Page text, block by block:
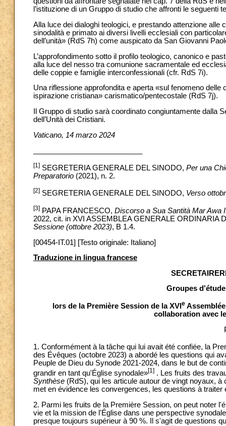
l’istituzione di un Gruppo di studio che affronti le seguenti
Alla luce dei dialoghi teologici, e prestando attenzione
sinodalità e primato ai diversi livelli ecclesiali con
dell’unità» (RdS 7h) come auspicato da San Giovanni
L’approfondimento sotto il profilo teologico, canonico e
alla luce del nesso tra comunione sacramentale ed
delle coppie e famiglie interconfessionali (cfr. RdS 7i).
Una riflessione approfondita e aperta «sul fenomeno delle
ispirazione cristiana» carismatico/pentecostale (RdS 7j).
Il Gruppo di studio sarà coordinato congiuntamente dalla
dell’Unità dei Cristiani.
Vaticano, 14 marzo 2024
[1] SEGRETERIA GENERALE DEL SINODO, Per una
Preparatorio (2021), n. 2.
[2] SEGRETERIA GENERALE DEL SINODO, Verso
[3] PAPA FRANCESCO, Discorso a Sua Santità Mar Awa
2022, cit. in XVI ASSEMBLEA GENERALE ORDINARIA
Sessione (ottobre 2023), B 1.4.
[00454-IT.01] [Testo originale: Italiano]
Traduzione in lingua francese
Groupes
lors de la Première Session de la XVI e
collaboration avec
1. Conformément à la tâche qui lui avait été confiée, la
des Évêques (octobre 2023) a abordé les questions qui
Peuple de Dieu du Synode 2021-2024, dans le but de
grandir en tant qu'Église synodale»[1] . Les fruits des
Synthèse (RdS), qui les articule autour de vingt noyaux,
met en évidence les convergences, les questions à traiter
2. Parmi les fruits de la Première Session, on peut noter
vie et la mission de l'Église dans une perspective
presque toujours supérieur à 90 %. Il s'agit de questions